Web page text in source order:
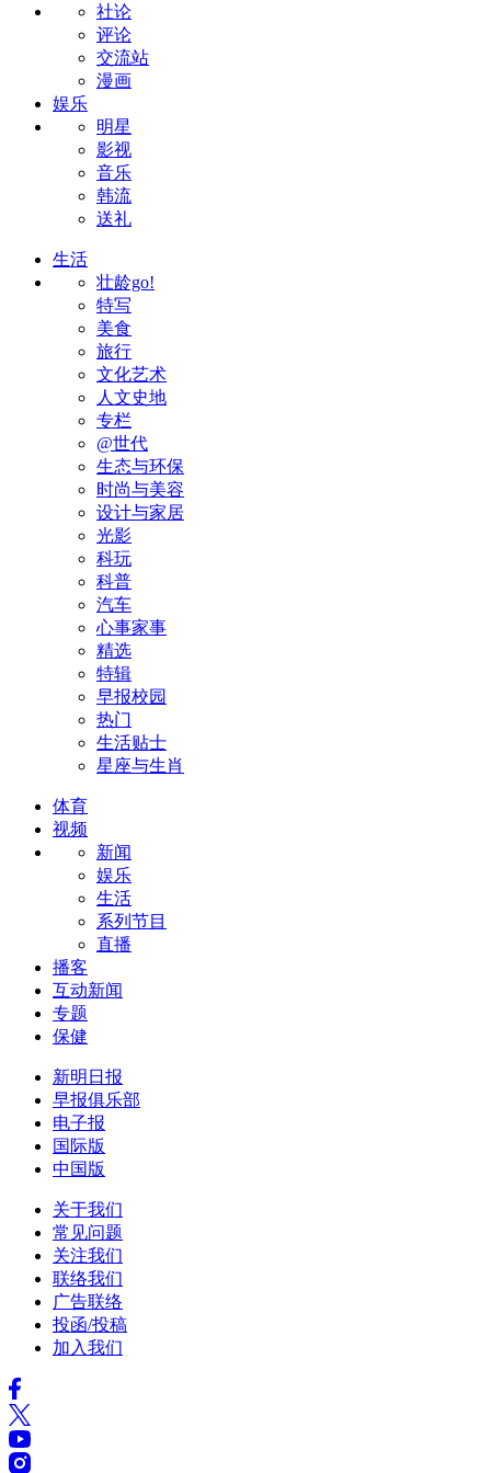
社论
评论
交流站
漫画
娱乐
明星
影视
音乐
韩流
送礼
生活
壮龄go!
特写
美食
旅行
文化艺术
人文史地
专栏
@世代
生态与环保
时尚与美容
设计与家居
光影
科玩
科普
汽车
心事家事
精选
特辑
早报校园
热门
生活贴士
星座与生肖
体育
视频
新闻
娱乐
生活
系列节目
直播
播客
互动新闻
专题
保健
新明日报
早报俱乐部
电子报
国际版
中国版
关于我们
常见问题
关注我们
联络我们
广告联络
投函/投稿
加入我们